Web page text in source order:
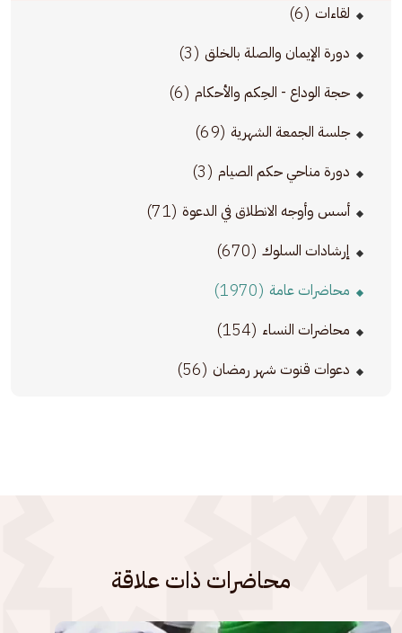
لقاءات (6)
دورة الإيمان والصلة بالخلق (3)
حجة الوداع - الحِكم والأحكام (6)
جلسة الجمعة الشهرية (69)
دورة مناحي حكم الصيام (3)
أسس وأوجه الانطلاق في الدعوة (71)
إرشادات السلوك (670)
محاضرات عامة (1970)
محاضرات النساء (154)
دعوات قنوت شهر رمضان (56)
محاضرات ذات علاقة